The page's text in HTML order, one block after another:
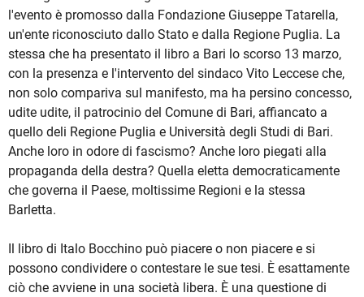
l'evento è promosso dalla Fondazione Giuseppe Tatarella,
un'ente riconosciuto dallo Stato e dalla Regione Puglia. La
stessa che ha presentato il libro a Bari lo scorso 13 marzo,
con la presenza e l'intervento del sindaco Vito Leccese che,
non solo compariva sul manifesto, ma ha persino concesso,
udite udite, il patrocinio del Comune di Bari, affiancato a
quello deli Regione Puglia e Università degli Studi di Bari.
Anche loro in odore di fascismo? Anche loro piegati alla
propaganda della destra? Quella eletta democraticamente
che governa il Paese, moltissime Regioni e la stessa
Barletta.
Il libro di Italo Bocchino può piacere o non piacere e si
possono condividere o contestare le sue tesi. È esattamente
ciò che avviene in una società libera. È una questione di